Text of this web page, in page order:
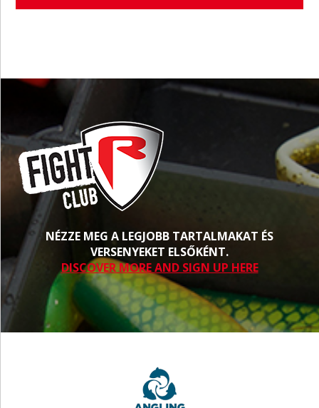
NÉZZE MEG A LEGJOBB TARTALMAKAT ÉS
VERSENYEKET ELSŐKÉNT.
DISCOVER MORE AND SIGN UP HERE